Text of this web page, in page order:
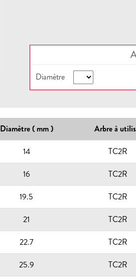
Diamètre
Diamètre ( mm ) Arbre à
14 TC2R
16 TC2R
19.5 TC2R
21 TC2R
22.7 TC2R
25.9 TC2R